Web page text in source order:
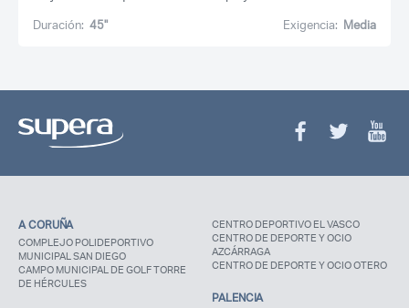
Duración: 45'' Exigencia: Media
A CORUÑA
COMPLEJO POLIDEPORTIVO
MUNICIPAL SAN DIEGO
CAMPO MUNICIPAL DE GOLF TORRE
DE HÉRCULES
CENTRO DEPORTIVO EL VASCO
CENTRO DE DEPORTE Y OCIO
AZCÁRRAGA
CENTRO DE DEPORTE Y OCIO OTERO
PALENCIA